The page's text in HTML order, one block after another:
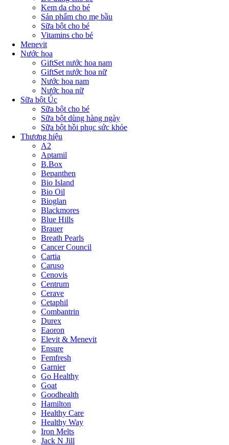
Kem da cho bé
Sản phẩm cho mẹ bầu
Sữa bột cho bé
Vitamins cho bé
Menevit
Nước hoa
GiftSet nước hoa nam
GiftSet nước hoa nữ
Nước hoa nam
Nước hoa nữ
Sữa bột Úc
Sữa bột cho bé
Sữa bột dùng hàng ngày
Sữa bột hồi phục sức khỏe
Thương hiệu
A2
Aptamil
B.Box
Bepanthen
Bio Island
Bio Oil
Bioglan
Blackmores
Blue Hills
Brauer
Breath Pearls
Cancer Council
Cartia
Caruso
Cenovis
Centrum
Cerave
Cetaphil
Combantrin
Durex
Eaoron
Elevit & Menevit
Ensure
Femfresh
Garnier
Go Healthy
Goat
Goodhealth
Hamilton
Healthy Care
Healthy Way
Iron Melts
Jack N Jill